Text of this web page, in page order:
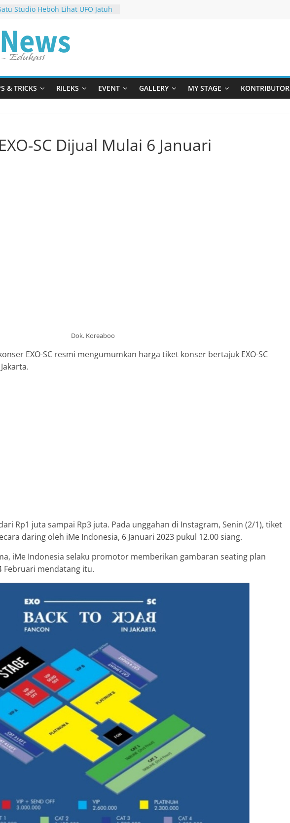
dengan Langkah Berani
Satu Studio Heboh Lihat UFO Jatuh
Madura Dalam “FOUFO”
“Goat” Menjadi Sensasi Terbaru di
Dalam “Kado Untuk
Arap dan Gang AAClan Rilis
& TRICKS RILEKS EVENT GALLERY MY STAGE KONTRIBUTOR
SC Dijual Mulai 6 Januari
Dok. Koreaboo
EXO-SC resmi mengumumkan harga tiket konser bertajuk EXO-SC
Rp1 juta sampai Rp3 juta. Pada unggahan di Instagram, Senin (2/1), tiket
daring oleh iMe Indonesia, 6 Januari 2023 pukul 12.00 siang.
iMe Indonesia selaku promotor memberikan gambaran seating plan
Februari mendatang itu.